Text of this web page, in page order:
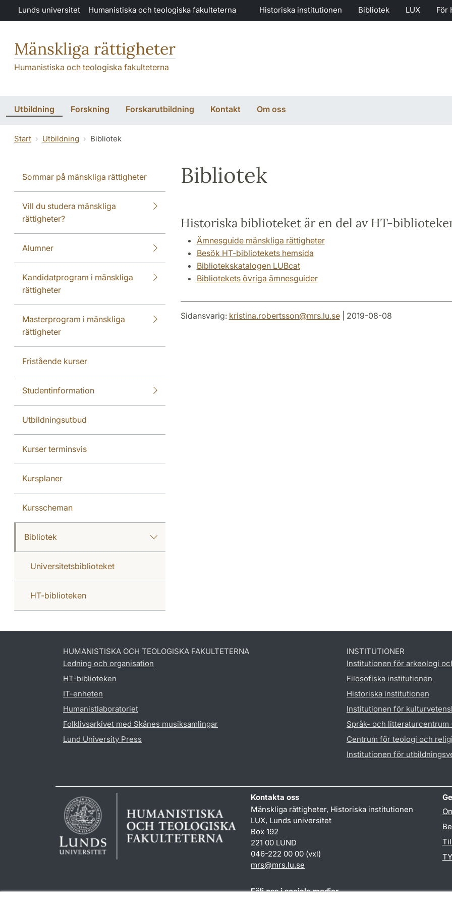
Hoppa till huvudinnehåll
Lunds universitet Humanistiska och teologiska fakulteterna Historiska institutionen Bibliotek LUX För
Mänskliga rättigheter
Humanistiska och teologiska fakulteterna
Utbildning Forskning Forskarutbildning Kontakt Om oss
Start Utbildning Bibliotek
Sommar på mänskliga rättigheter
Vill du studera mänskliga
rättigheter?
Alumner
Kandidatprogram i mänskliga
rättigheter
Masterprogram i mänskliga
rättigheter
Fristående kurser
Studentinformation
Utbildningsutbud
Kurser terminsvis
Kursplaner
Kursscheman
Bibliotek
Universitetsbiblioteket
HT-biblioteken
Bibliotek
Historiska biblioteket är en del av HT-
Ämnesguide mänskliga rättigheter
Besök HT-bibliotekets hemsida
Bibliotekskatalogen LUBcat
Bibliotekets övriga ämnesguider
Sidansvarig: kristina.robertsson@mrs.lu.se| 2019-08-08
HUMANISTISKA OCH TEOLOGISKA FAKULTETERNA
Ledning och organisation
HT-biblioteken
IT-enheten
Humanistlaboratoriet
Folklivsarkivet med Skånes musiksamlingar
Lund University Press
INSTITUTIONER
Institutionen för arkeologi
Filosofiska institutionen
Historiska institutionen
Institutionen för
Språk- och litteraturcentrum
Centrum för teologi och
Institutionen för
Kontakta oss
Mänskliga rättigheter, Historiska institutionen
LUX, Lunds universitet
Box 192
221 00 LUND
046-222 00 00 (vxl)
mrs@mrs.lu.se
Följ oss i sociala medier